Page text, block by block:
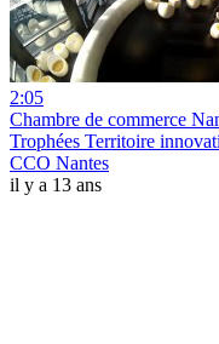
2:05
Chambre de commerce
Trophées Territoire
CCO Nantes
il y a 13 ans